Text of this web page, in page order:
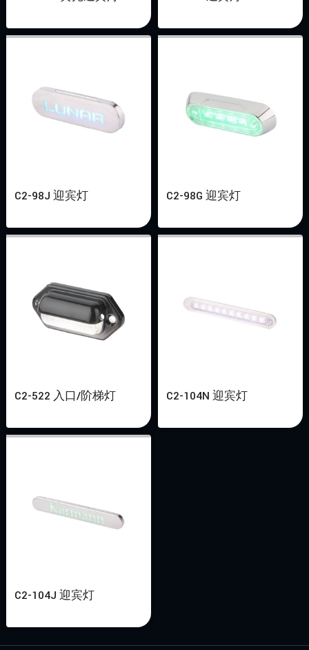
C2-98J 迎宾灯 C2-98G 迎宾灯
C2-522 入口/阶梯灯 C2-104N 迎宾灯
C2-104J 迎宾灯